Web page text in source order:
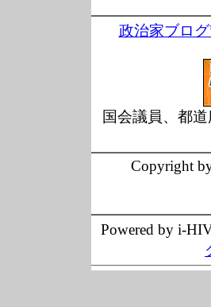
政治家ブロ
国会議員、都
Copyright
Powered by i-